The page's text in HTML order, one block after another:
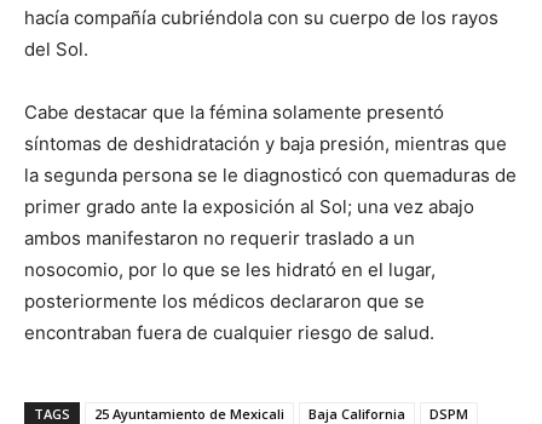
hacía compañía cubriéndola con su cuerpo de los rayos
del Sol.
Cabe destacar que la fémina solamente presentó
síntomas de deshidratación y baja presión, mientras que
la segunda persona se le diagnosticó con quemaduras de
primer grado ante la exposición al Sol; una vez abajo
ambos manifestaron no requerir traslado a un
nosocomio, por lo que se les hidrató en el lugar,
posteriormente los médicos declararon que se
encontraban fuera de cualquier riesgo de salud.
TAGS 25 Ayuntamiento de Mexicali Baja California DSPM